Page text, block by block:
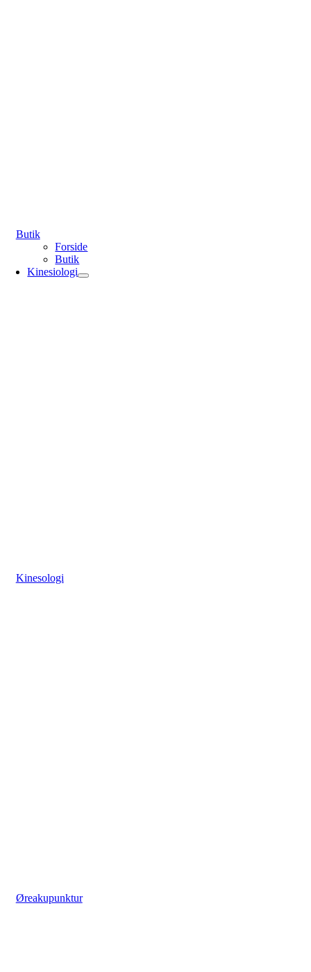
Butik
Forside
Butik
Kinesiologi
Kinesologi
Øreakupunktur